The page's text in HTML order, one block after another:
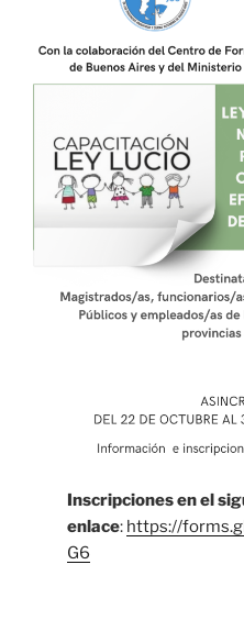
Inscripciones en el
enlace: https://
G6